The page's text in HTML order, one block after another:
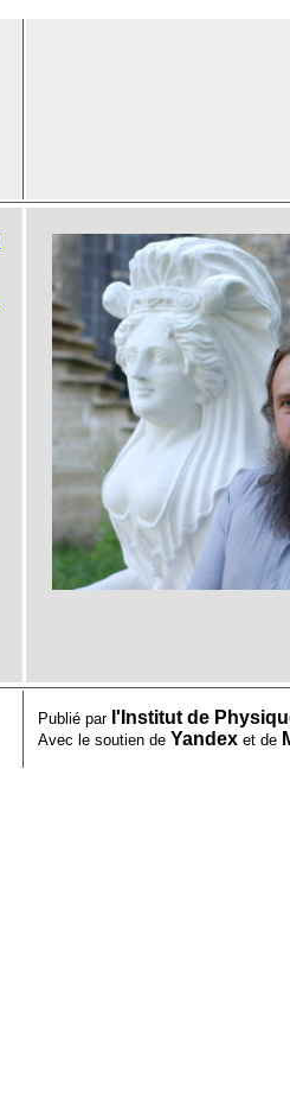
Publié par l'Institut de
Avec le soutien de Yandex et de